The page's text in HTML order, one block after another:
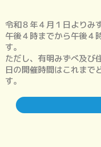
令和８年４月１日よりみ
午後４時までから午後４
す。
ただし、有明みずべ及び
日の開催時間はこれまで
す。